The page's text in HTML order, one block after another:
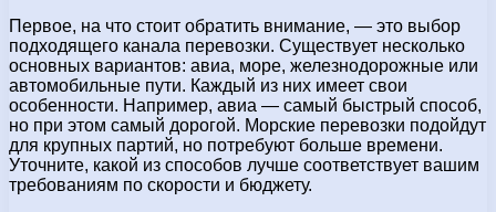
Первое, на что стоит обратить внимание, — это выбор
подходящего канала перевозки. Существует несколько
основных вариантов: авиа, море, железнодорожные или
автомобильные пути. Каждый из них имеет свои
особенности. Например, авиа — самый быстрый способ,
но при этом самый дорогой. Морские перевозки подойдут
для крупных партий, но потребуют больше времени.
Уточните, какой из способов лучше соответствует вашим
требованиям по скорости и бюджету.